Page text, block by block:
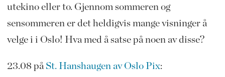
utekino eller to. Gjennom sommeren og
sensommeren er det heldigvis mange visninger å
velge i i Oslo! Hva med å satse på noen av disse?
23.08 på St. Hanshaugen av Oslo Pix: